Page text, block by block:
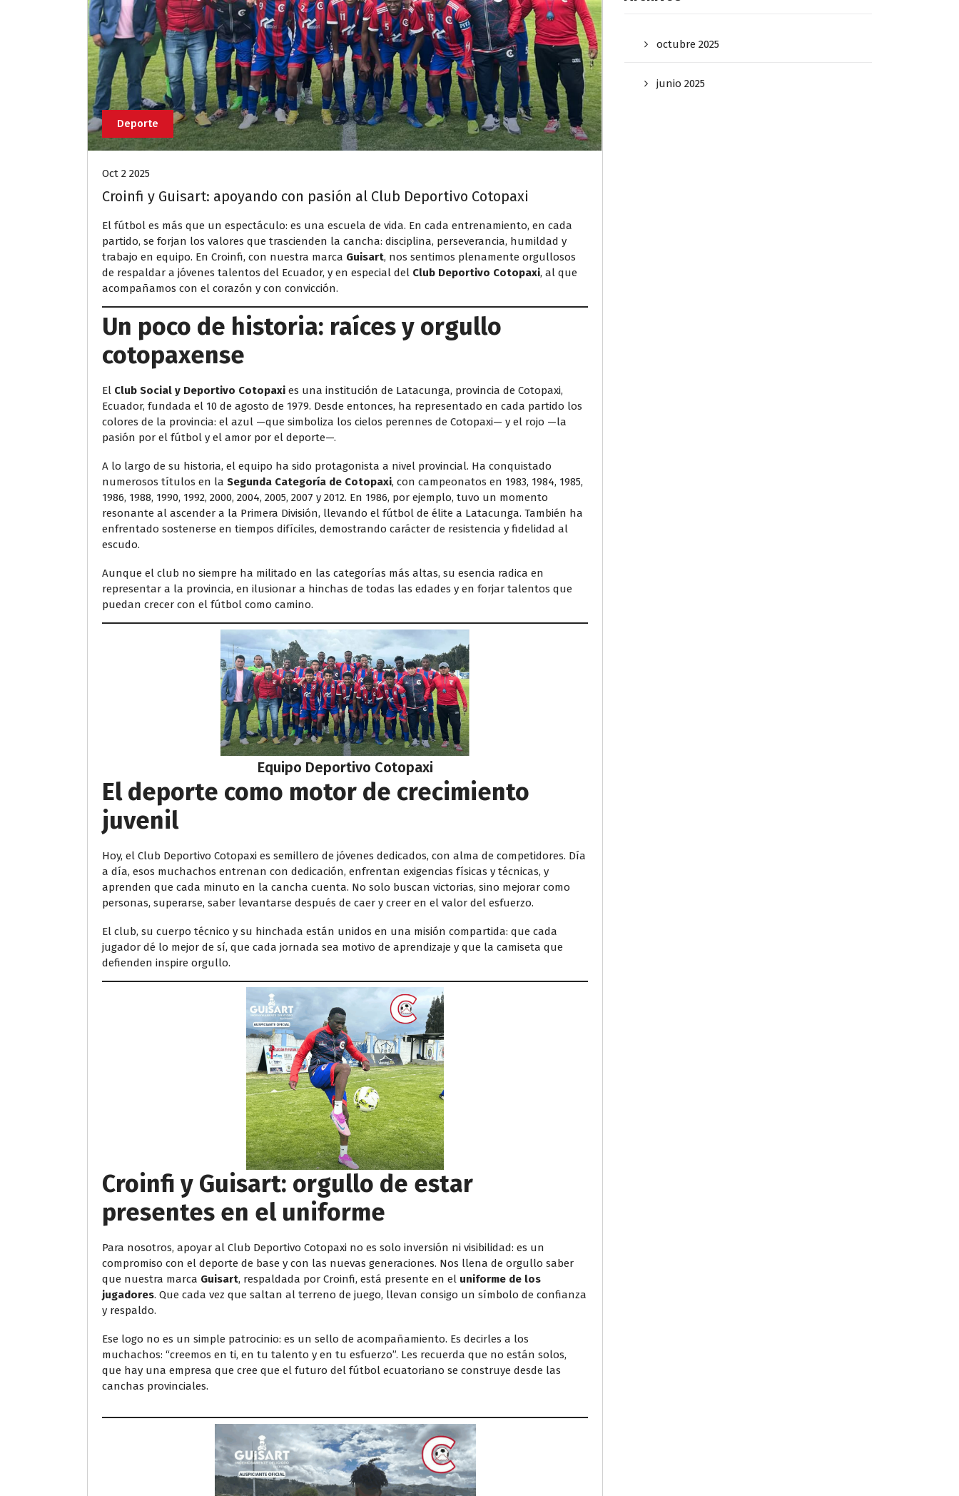
Deporte
Oct 2 2025
Croinfi y Guisart: apoyando con pasión al Club Deportivo Cotopaxi
El fútbol es más que un espectáculo: es una escuela de vida. En cada entrenamiento, en cada
partido, se forjan los valores que trascienden la cancha: disciplina, perseverancia, humildad y
trabajo en equipo. En Croinfi, con nuestra marca Guisart, nos sentimos plenamente orgullosos
de respaldar a jóvenes talentos del Ecuador, y en especial del Club Deportivo Cotopaxi, al que
acompañamos con el corazón y con convicción.
Un poco de historia: raíces y orgullo
cotopaxense
El Club Social y Deportivo Cotopaxi es una institución de Latacunga, provincia de Cotopaxi,
Ecuador, fundada el 10 de agosto de 1979. Desde entonces, ha representado en cada partido los
colores de la provincia: el azul —que simboliza los cielos perennes de Cotopaxi— y el rojo —la
pasión por el fútbol y el amor por el deporte—.
A lo largo de su historia, el equipo ha sido protagonista a nivel provincial. Ha conquistado
numerosos títulos en la Segunda Categoría de Cotopaxi, con campeonatos en 1983, 1984, 1985,
1986, 1988, 1990, 1992, 2000, 2004, 2005, 2007 y 2012. En 1986, por ejemplo, tuvo un momento
resonante al ascender a la Primera División, llevando el fútbol de élite a Latacunga. También ha
enfrentado sostenerse en tiempos difíciles, demostrando carácter de resistencia y fidelidad al
escudo.
Aunque el club no siempre ha militado en las categorías más altas, su esencia radica en
representar a la provincia, en ilusionar a hinchas de todas las edades y en forjar talentos que
puedan crecer con el fútbol como camino.
Equipo Deportivo Cotopaxi
El deporte como motor de crecimiento
juvenil
Hoy, el Club Deportivo Cotopaxi es semillero de jóvenes dedicados, con alma de competidores. Día
a día, esos muchachos entrenan con dedicación, enfrentan exigencias físicas y técnicas, y
aprenden que cada minuto en la cancha cuenta. No solo buscan victorias, sino mejorar como
personas, superarse, saber levantarse después de caer y creer en el valor del esfuerzo.
El club, su cuerpo técnico y su hinchada están unidos en una misión compartida: que cada
jugador dé lo mejor de sí, que cada jornada sea motivo de aprendizaje y que la camiseta que
defienden inspire orgullo.
Croinfi y Guisart: orgullo de estar
presentes en el uniforme
Para nosotros, apoyar al Club Deportivo Cotopaxi no es solo inversión ni visibilidad: es un
compromiso con el deporte de base y con las nuevas generaciones. Nos llena de orgullo saber
que nuestra marca Guisart, respaldada por Croinfi, está presente en el uniforme de los
jugadores. Que cada vez que saltan al terreno de juego, llevan consigo un símbolo de confianza
y respaldo.
Ese logo no es un simple patrocinio: es un sello de acompañamiento. Es decirles a los
muchachos: “creemos en ti, en tu talento y en tu esfuerzo”. Les recuerda que no están solos,
que hay una empresa que cree que el futuro del fútbol ecuatoriano se construye desde las
canchas provinciales.
octubre 2025
junio 2025